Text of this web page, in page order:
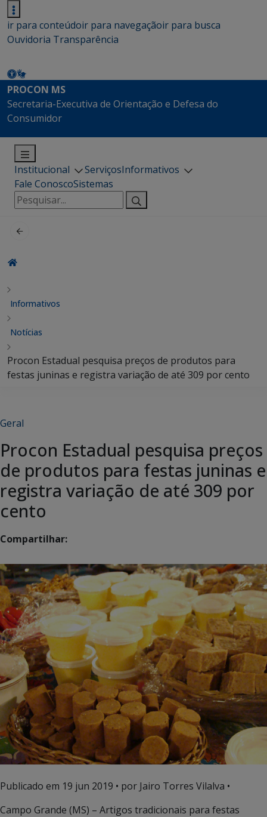
ir para conteúdoir para navegaçãoir para busca
Ouvidoria Transparência
PROCON MS
Secretaria-Executiva de Orientação e Defesa do
Consumidor
Institucional ServiçosInformativos
Fale ConoscoSistemas
Pesquisar
por:
Informativos
Notícias
Procon Estadual pesquisa preços de produtos para
festas juninas e registra variação de até 309 por cento
Geral
Procon Estadual pesquisa preços
de produtos para festas juninas e
registra variação de até 309 por
cento
Compartilhar:
Publicado em 19 jun 2019 • por Jairo Torres Vilalva •
Campo Grande (MS) – Artigos tradicionais para festas